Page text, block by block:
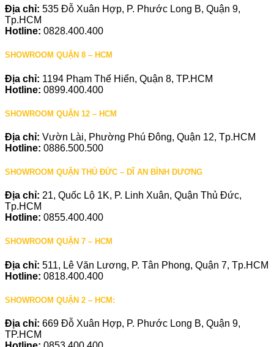
Địa chỉ: 535 Đỗ Xuân Hợp, P. Phước Long B, Quận 9,
Tp.HCM
Hotline: 0828.400.400
SHOWROOM QUẬN 8 – HCM
Địa chỉ: 1194 Phạm Thế Hiển, Quận 8, TP.HCM
Hotline: 0899.400.400
SHOWROOM QUẬN 12 – HCM
Địa chỉ: Vườn Lài, Phường Phú Đông, Quận 12, Tp.HCM
Hotline: 0886.500.500
SHOWROOM QUẬN THỦ ĐỨC – DĨ AN BÌNH DƯƠNG
Địa chỉ: 21, Quốc Lộ 1K, P. Linh Xuân, Quận Thủ Đức,
Tp.HCM
Hotline: 0855.400.400
SHOWROOM QUẬN 7 – HCM
Địa chỉ: 511, Lê Văn Lương, P. Tân Phong, Quận 7, Tp.HCM
Hotline: 0818.400.400
SHOWROOM QUẬN 2 – HCM:
Địa chỉ: 669 Đỗ Xuân Hợp, P. Phước Long B, Quận 9,
TP.HCM